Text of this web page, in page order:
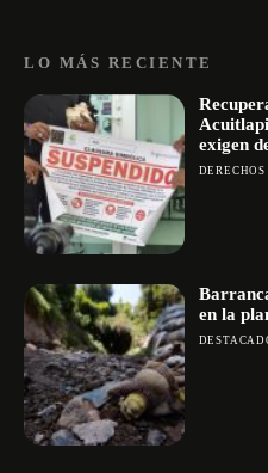
LO MÁS RECIENTE
exigen
en la